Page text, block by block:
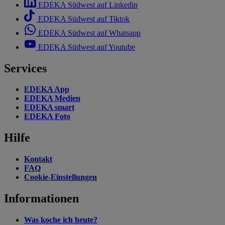
EDEKA Südwest auf Linkedin
EDEKA Südwest auf Tiktok
EDEKA Südwest auf Whatsapp
EDEKA Südwest auf Youtube
Services
EDEKA App
EDEKA Medien
EDEKA smart
EDEKA Foto
Hilfe
Kontakt
FAQ
Cookie-Einstellungen
Informationen
Was koche ich heute?